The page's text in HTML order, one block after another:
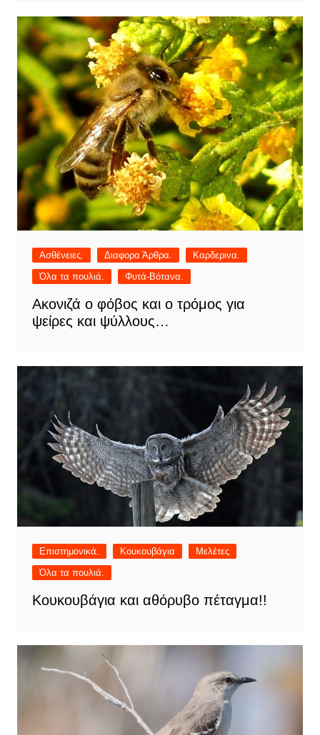
Ασθένειες. Διαφορα Άρθρα.
Καρδερινα.
Όλα τα πουλιά.
Φυτά-Βότανα.
Ακονιζά ο φόβος και ο τρόμος για
ψείρες και ψύλλους…
Επιστημονικά. Κουκουβάγια
Μελέτες
Όλα τα πουλιά.
Κουκουβάγια και αθόρυβο πέταγμα!!